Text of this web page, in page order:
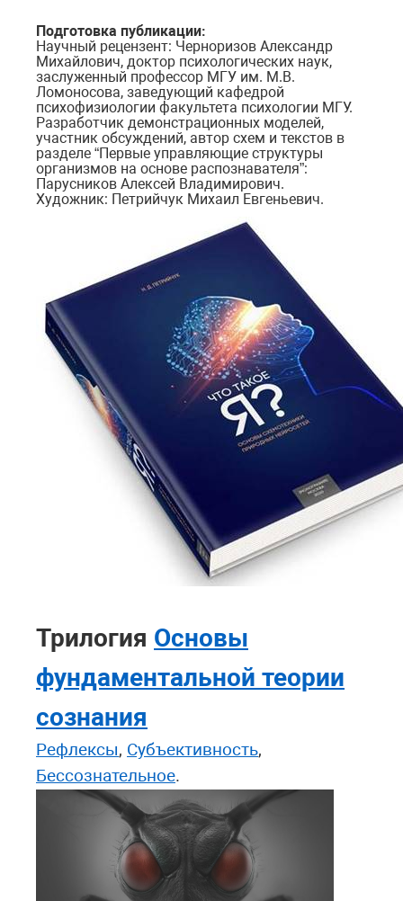
Подготовка публикации:
Научный рецензент: Черноризов Александр
Михайлович, доктор психологических наук,
заслуженный профессор МГУ им. М.В.
Ломоносова, заведующий кафедрой
психофизиологии факультета психологии МГУ.
Разработчик демонстрационных моделей,
участник обсуждений, автор схем и текстов в
разделе “Первые управляющие структуры
организмов на основе распознавателя”:
Парусников Алексей Владимирович.
Художник: Петрийчук Михаил Евгеньевич.
Трилогия Основы
фундаментальной теории
сознания
Рефлексы, Субъективность,
Бессознательное.